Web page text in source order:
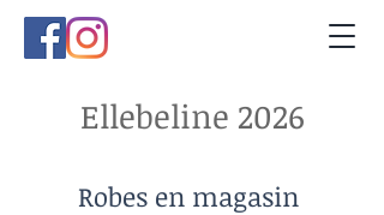
Ellebeline 2026
Robes en magasin